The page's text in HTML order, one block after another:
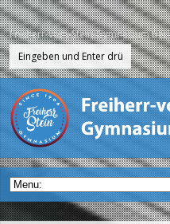
Freiherr-vom-Stein-Gymnasium